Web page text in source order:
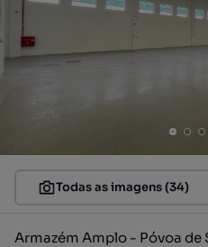
Todas as imagens (34)
Armazém Amplo - Póvoa de